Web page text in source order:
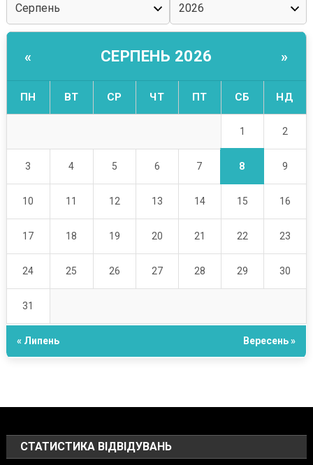
« СЕРПЕНЬ 2026 »
ПН ВТ СР ЧТ ПТ СБ НД
1 2
3 4 5 6 7 8 9
10 11 12 13 14 15 16
17 18 19 20 21 22 23
24 25 26 27 28 29 30
31
« Липень Вересень »
СТАТИСТИКА ВІДВІДУВАНЬ